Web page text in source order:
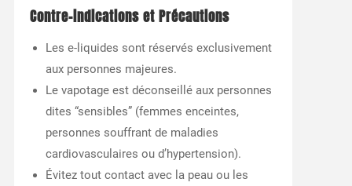
Contre-indications et Précautions
Les e-liquides sont réservés exclusivement
aux personnes majeures.
Le vapotage est déconseillé aux personnes
dites “sensibles” (femmes enceintes,
personnes souffrant de maladies
cardiovasculaires ou d’hypertension).
Évitez tout contact avec la peau ou les